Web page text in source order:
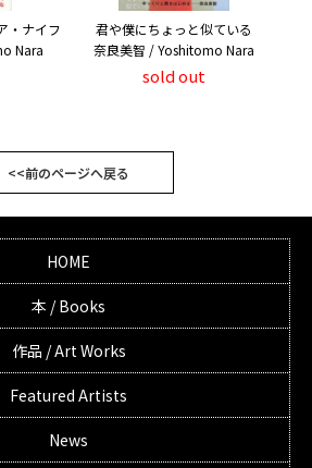
・ナイフ
Nara
君や僕にちょっと似ている
奈良美智 / Yoshitomo Nara
sold out
<<前のページへ戻る
HOME
本 / Books
作品 / Art Works
Featured Artists
News